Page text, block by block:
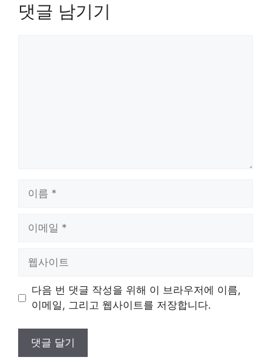
댓글 남기기
트
다음 번 댓글 작성을 위해 이 브라우저에 이름,
이메일, 그리고 웹사이트를 저장합니다.